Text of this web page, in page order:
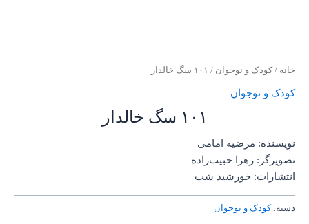
خانه / کودک و نوجوان / ۱۰۱ سگ خالدار
کودک و نوجوان
۱۰۱ سگ خالدار
نویسنده: مرضیه امامی
تصویرگر: زهرا حبیب‌زاده
انتشارات: خورشید شب
دسته:کودک و نوجوان